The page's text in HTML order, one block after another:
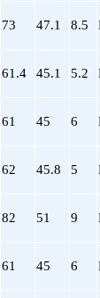
Московская
Обводный Канал
Озерки
пл. Ал. Невского
73 47.1 8.5
61.4 45.1 5.2
61 45 6
62 45.8 5
82 51 9
61 45 6